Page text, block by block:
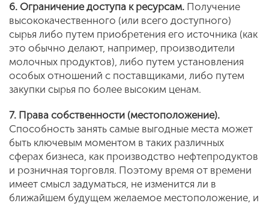
6. Ограничение доступа к ресурсам. Получение
высококачественного (или всего доступного)
сырья либо путем приобретения его источника (как
это обычно делают, например, производители
молочных продуктов), либо путем установления
особых отношений с поставщиками, либо путем
закупки сырья по более высоким ценам.
7. Права собственности (местоположение).
Способность занять самые выгодные места может
быть ключевым моментом в таких различных
сферах бизнеса, как производство нефтепродуктов
и розничная торговля. Поэтому время от времени
имеет смысл задуматься, не изменится ли в
ближайшем будущем желаемое местоположение, и